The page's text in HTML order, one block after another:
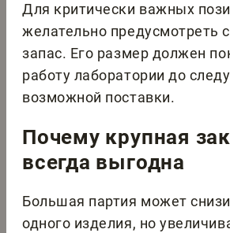
Для критически важных
желательно предусмотреть
запас. Его размер должен
работу лаборатории до
возможной поставки.
Почему крупная
всегда выгодна
Большая партия может
одного изделия, но